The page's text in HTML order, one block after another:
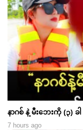
နာဂစ် နဲ့ မီးဘေးကို (၃
7 hours ago